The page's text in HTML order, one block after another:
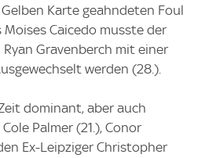
Karte geahndeten Foul
Moises Caicedo musste der
Gravenberch mit einer
werden (28.).
dominant, aber auch
Palmer (21.), Conor
Ex-Leipziger Christopher